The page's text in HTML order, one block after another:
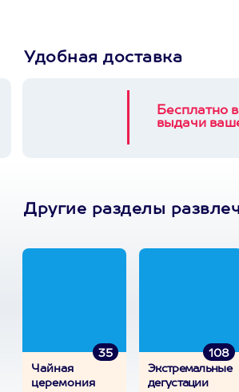
Удобная доставка
Бесплатно
выдачи
Другие разделы
35
Чайная
церемония
108
Экстремальные
дегустации